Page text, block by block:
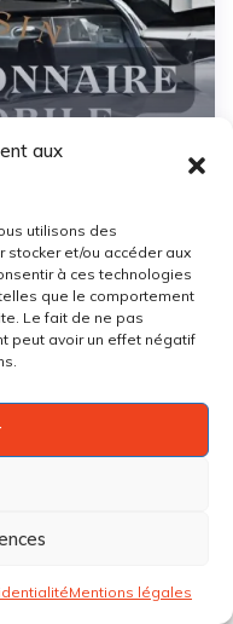
aux
utilisons des
et/ou accéder aux
à ces technologies
que le comportement
Le fait de ne pas
peut avoir un effet négatif
Mentions légales
Fiat – Abarth
0467*** Afficher
Fermé